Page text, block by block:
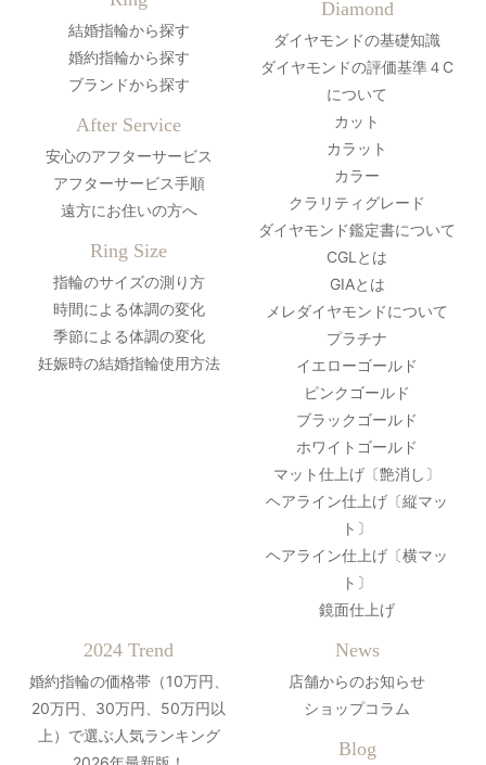
結婚指輪から探す
婚約指輪から探す
ブランドから探す
After Service
安心のアフターサービス
アフターサービス手順
遠方にお住いの方へ
Ring Size
指輪のサイズの測り方
時間による体調の変化
季節による体調の変化
妊娠時の結婚指輪使用方法
Diamond
ダイヤモンドの基礎知識
ダイヤモンドの評価基準４C
について
カット
カラット
カラー
クラリティグレード
ダイヤモンド鑑定書について
CGLとは
GIAとは
メレダイヤモンドについて
プラチナ
イエローゴールド
ピンクゴールド
ブラックゴールド
ホワイトゴールド
マット仕上げ〔艶消し〕
ヘアライン仕上げ〔縦マッ
ト〕
ヘアライン仕上げ〔横マッ
ト〕
鏡面仕上げ
2024 Trend
婚約指輪の価格帯（10万円、
20万円、30万円、50万円以
上）で選ぶ人気ランキング
News
店舗からのお知らせ
ショップコラム
Blog